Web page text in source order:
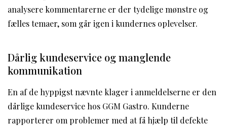
analysere kommentarerne er der tydelige mønstre og
fælles temaer, som går igen i kundernes oplevelser.
Dårlig kundeservice og manglende
kommunikation
En af de hyppigst nævnte klager i anmeldelserne er den
dårlige kundeservice hos GGM Gastro. Kunderne
rapporterer om problemer med at få hjælp til defekte